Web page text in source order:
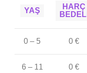
YAŞ
HARÇ
BEDELİ
0 – 5 0 €
6 – 11 0 €